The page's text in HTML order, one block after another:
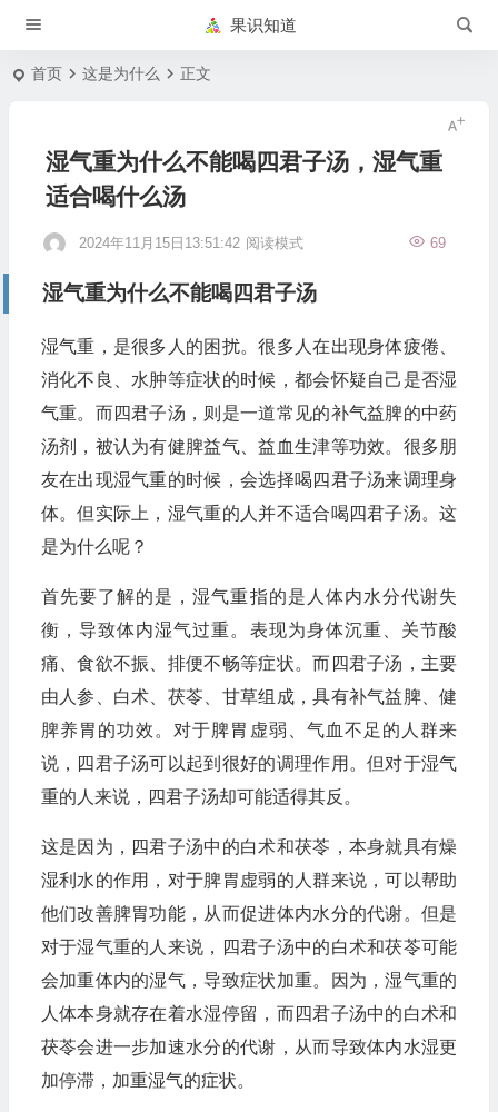
果识知道
首页 这是为什么 正文
湿气重为什么不能喝四君子汤，湿气重
适合喝什么汤
2024年11月15日13:51:42 69
阅读模式
湿气重为什么不能喝四君子汤
湿气重，是很多人的困扰。很多人在出现身体疲倦、
消化不良、水肿等症状的时候，都会怀疑自己是否湿
气重。而四君子汤，则是一道常见的补气益脾的中药
汤剂，被认为有健脾益气、益血生津等功效。很多朋
友在出现湿气重的时候，会选择喝四君子汤来调理身
体。但实际上，湿气重的人并不适合喝四君子汤。这
是为什么呢？
首先要了解的是，湿气重指的是人体内水分代谢失
衡，导致体内湿气过重。表现为身体沉重、关节酸
痛、食欲不振、排便不畅等症状。而四君子汤，主要
由人参、白术、茯苓、甘草组成，具有补气益脾、健
脾养胃的功效。对于脾胃虚弱、气血不足的人群来
说，四君子汤可以起到很好的调理作用。但对于湿气
重的人来说，四君子汤却可能适得其反。
这是因为，四君子汤中的白术和茯苓，本身就具有燥
湿利水的作用，对于脾胃虚弱的人群来说，可以帮助
他们改善脾胃功能，从而促进体内水分的代谢。但是
对于湿气重的人来说，四君子汤中的白术和茯苓可能
会加重体内的湿气，导致症状加重。因为，湿气重的
人体本身就存在着水湿停留，而四君子汤中的白术和
茯苓会进一步加速水分的代谢，从而导致体内水湿更
加停滞，加重湿气的症状。